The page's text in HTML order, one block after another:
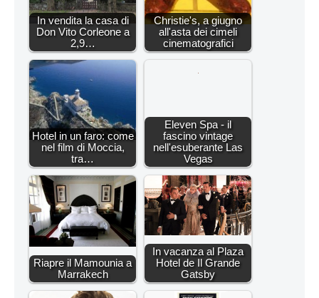
In vendita la casa di
Don Vito Corleone a
2,9…
Christie's, a giugno
all'asta dei cimeli
cinematografici
Hotel in un faro: come
nel film di Moccia,
tra…
Eleven Spa - il
fascino vintage
nell'esuberante Las
Vegas
Riapre il Mamounia a
Marrakech
In vacanza al Plaza
Hotel de Il Grande
Gatsby